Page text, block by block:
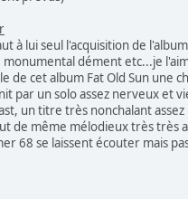
à lui seul l'acquisition de
dément etc...je
de cet album Fat Old Sun une
par un solo assez nerveux et
un titre très nonchalant assez
de même mélodieux très très
68 se laissent écouter mais